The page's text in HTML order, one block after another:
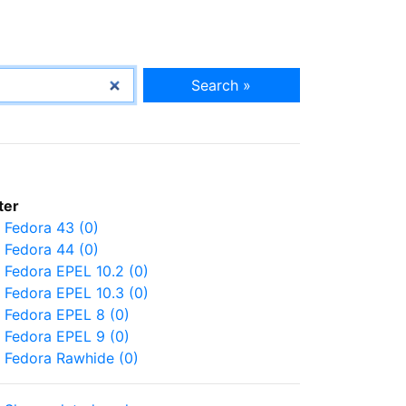
Search »
Fedora 43 (0)
Fedora 44 (0)
Fedora EPEL 10.2 (0)
Fedora EPEL 10.3 (0)
Fedora EPEL 8 (0)
Fedora EPEL 9 (0)
Fedora Rawhide (0)